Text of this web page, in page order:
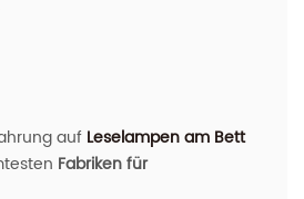
auf Leselampen am Bett
Fabriken für